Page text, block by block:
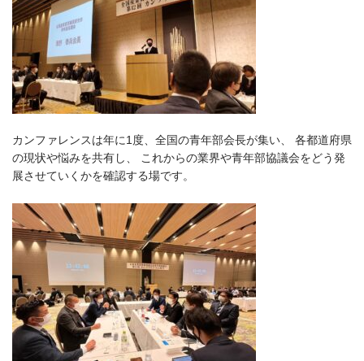
カンファレンスは年に1度、全国の青年部会長が集い、 各都道府県
の現状や悩みを共有し、 これからの業界や青年部協議会をどう発
展させていくかを確認する場です。